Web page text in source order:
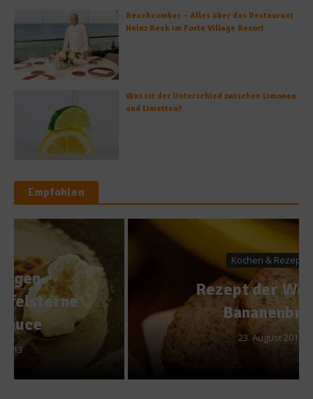
Beachcomber – Alles über das Restaurant
Heinz Beck im Forte Village Resort
Was ist der Unterschied zwischen Limonen
und Limetten?
Empfohlen
Rezept der Woche –
Bananenbrot
23. August 2010